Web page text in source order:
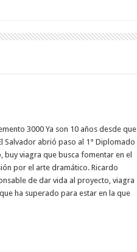
3000 Ya son 10 años desde que
Salvador abrió paso al 1° Diplomado
buy viagra que busca fomentar en el
por el arte dramático. Ricardo
de dar vida al proyecto, viagra
ha superado para estar en la que